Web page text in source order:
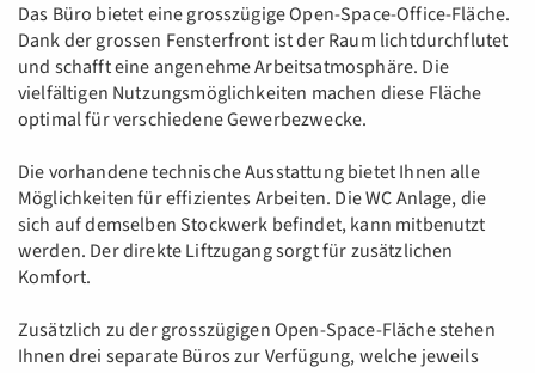
Das Büro bietet eine grosszügige Open-Space-Office-Fläche.
Dank der grossen Fensterfront ist der Raum lichtdurchflutet
und schafft eine angenehme Arbeitsatmosphäre. Die
vielfältigen Nutzungsmöglichkeiten machen diese Fläche
optimal für verschiedene Gewerbezwecke.
Die vorhandene technische Ausstattung bietet Ihnen alle
Möglichkeiten für effizientes Arbeiten. Die WC Anlage, die
sich auf demselben Stockwerk befindet, kann mitbenutzt
werden. Der direkte Liftzugang sorgt für zusätzlichen
Komfort.
Zusätzlich zu der grosszügigen Open-Space-Fläche stehen
Ihnen drei separate Büros zur Verfügung, welche jeweils